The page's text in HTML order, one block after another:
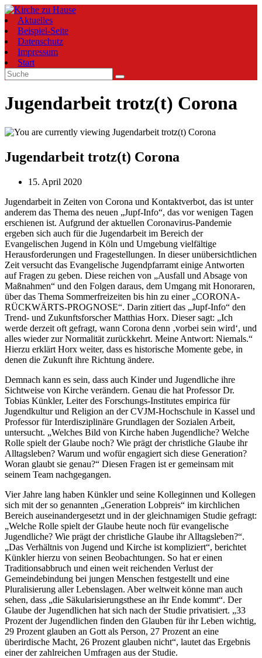
Zum
Inhalt
springen
Aktuelles
Beispiel-Seite
Datenschutz
Impressum
Start
Jugendarbeit trotz(t) Corona
Jugendarbeit trotz(t) Corona
Beitrag
15. April 2020
Jugendarbeit in Zeiten von Corona und Kontaktverbot, das ist unter
anderem das Thema des neuen „Jupf-Info“, das vor wenigen Tagen
erschienen ist. Aufgrund der aktuellen Coronavirus-Pandemie
ergeben sich auch für die Jugendarbeit im Bereich der
Evangelischen Jugend in Köln und Umgebung vielfältige
Herausforderungen und Fragestellungen. In dieser unübersichtlichen
Zeit versucht das Evangelische Jugendpfarramt einige Antworten
auf Fragen zu geben. Diese reichen von „Ausfall und Absage von
Maßnahmen“ und den Folgen daraus, dem Umgang mit Honoraren,
über das Thema Sommerfreizeiten bis hin zu einer „CORONA-
RÜCKWÄRTS-PROGNOSE“. Darin zitiert das „Jupf-Info“ den
Trend- und Zukunftsforscher Matthias Horx. Dieser sagt: „Ich
werde derzeit oft gefragt, wann Corona denn ‚vorbei sein wird‘, und
alles wieder zur Normalität zurückkehrt. Meine Antwort: Niemals.“
Hierzu erklärt Horx weiter, dass es historische Momente gebe, in
denen die Zukunft ihre Richtung ändere.
Demnach kann es sein, dass auch Kinder und Jugendliche ihre
Sichtweise von Kirche verändern. Genau die hat Professor Dr.
Tobias Künkler, Leiter des Forschungs-Institutes empirica für
Jugendkultur und Religion an der CVJM-Hochschule in Kassel und
Professor für Interdisziplinäre Grundlagen der Sozialen Arbeit,
untersucht. „Welches Bild von Kirche haben Jugendliche? Welche
Rolle spielt der Glaube noch? Wie prägt der christliche Glaube ihr
Alltagsleben? Warum und wofür engagiert sich diese Generation?
Woran glaubt sie genau?“ Diesen Fragen ist er gemeinsam mit
seinem Team nachgegangen.
Vier Jahre lang haben Künkler und seine Kolleginnen und Kollegen
sich mit der so genannten „Generation Lobpreis“ im kirchlichen
Bereich auseinandergesetzt und in der gleichnamigen Studie gefragt:
„Welche Rolle spielt der Glaube heute noch für evangelische
Jugendliche? Wie prägt der christliche Glaube ihr Alltagsleben?“.
„Das Verhältnis von Jugend und Kirche ist kompliziert“, berichtet
Künkler hierzu von seinen Beobachtungen. So hat er einen
Traditionsabbruch und einen weit reichenden Verlust der
Gemeindebindung bei jungen Menschen festgestellt und eine
Pluralisierung aller Lebenslagen. Aber weltweit könne man auch
sehen, dass „die Säkularisierungsthese an ihr Ende kommt“. Der
Glaube der Jugendlichen hat sich nach der Studie privatisiert. „33
Prozent der Jugendlichen finden den Glauben für ihr Leben wichtig,
29 Prozent glauben an Gott als Person, 27 Prozent an eine
überirdische Macht, 26 Prozent glauben nicht“, lautet das Ergebnis
einer der zahlreichen Umfragen aus der Studie.